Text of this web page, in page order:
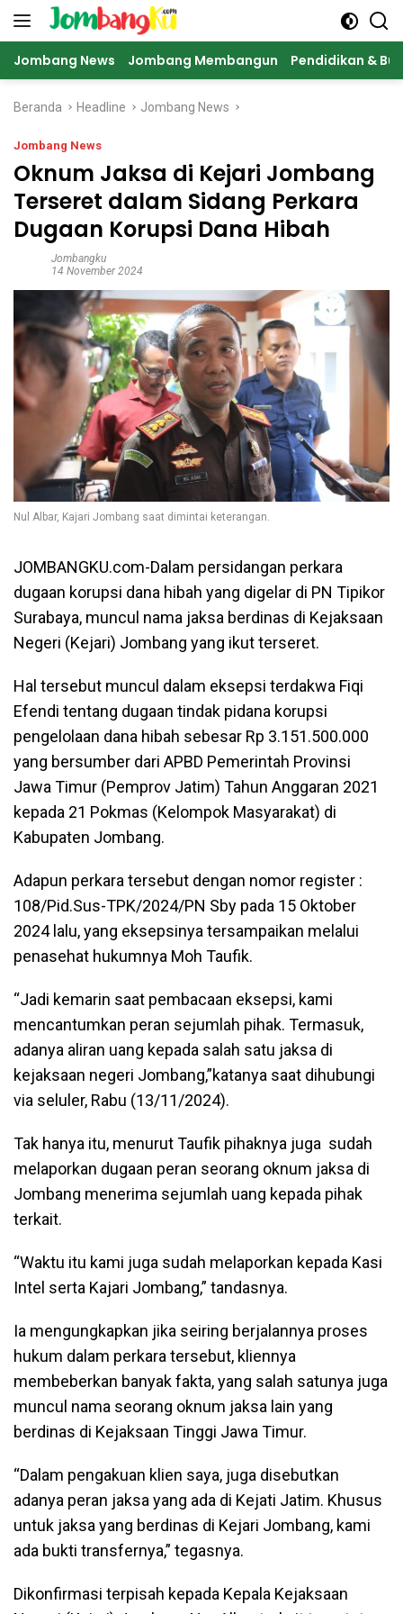
Langsung
Jombang News Jombang Membangun Pendidikan &
Beranda Headline Jombang News
Jombang News
Oknum Jaksa di Kejari Jombang
Terseret dalam Sidang Perkara
Dugaan Korupsi Dana Hibah
Jombangku
14 November 2024
Nul Albar, Kajari Jombang saat dimintai keterangan.
JOMBANGKU.com-Dalam persidangan perkara
dugaan korupsi dana hibah yang digelar di PN Tipikor
Surabaya, muncul nama jaksa berdinas di Kejaksaan
Negeri (Kejari) Jombang yang ikut terseret.
Hal tersebut muncul dalam eksepsi terdakwa Fiqi
Efendi tentang dugaan tindak pidana korupsi
pengelolaan dana hibah sebesar Rp 3.151.500.000
yang bersumber dari APBD Pemerintah Provinsi
Jawa Timur (Pemprov Jatim) Tahun Anggaran 2021
kepada 21 Pokmas (Kelompok Masyarakat) di
Kabupaten Jombang.
Adapun perkara tersebut dengan nomor register :
108/Pid.Sus-TPK/2024/PN Sby pada 15 Oktober
2024 lalu, yang eksepsinya tersampaikan melalui
penasehat hukumnya Moh Taufik.
“Jadi kemarin saat pembacaan eksepsi, kami
mencantumkan peran sejumlah pihak. Termasuk,
adanya aliran uang kepada salah satu jaksa di
kejaksaan negeri Jombang,”katanya saat dihubungi
via seluler, Rabu (13/11/2024).
Tak hanya itu, menurut Taufik pihaknya juga sudah
melaporkan dugaan peran seorang oknum jaksa di
Jombang menerima sejumlah uang kepada pihak
terkait.
“Waktu itu kami juga sudah melaporkan kepada Kasi
Intel serta Kajari Jombang,” tandasnya.
Ia mengungkapkan jika seiring berjalannya proses
hukum dalam perkara tersebut, kliennya
membeberkan banyak fakta, yang salah satunya juga
muncul nama seorang oknum jaksa lain yang
berdinas di Kejaksaan Tinggi Jawa Timur.
“Dalam pengakuan klien saya, juga disebutkan
adanya peran jaksa yang ada di Kejati Jatim. Khusus
untuk jaksa yang berdinas di Kejari Jombang, kami
ada bukti transfernya,” tegasnya.
Dikonfirmasi terpisah kepada Kepala Kejaksaan